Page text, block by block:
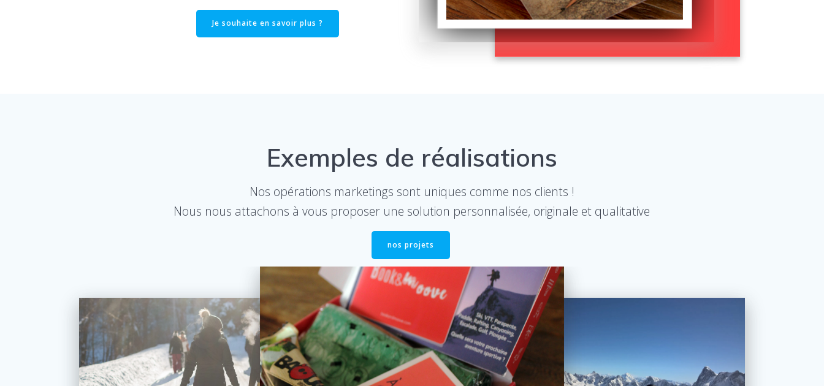
Je souhaite en savoir plus ?
Exemples de réalisations
Nos opérations marketings sont uniques comme nos clients !
Nous nous attachons à vous proposer une solution personnalisée, originale et qualitative
nos projets